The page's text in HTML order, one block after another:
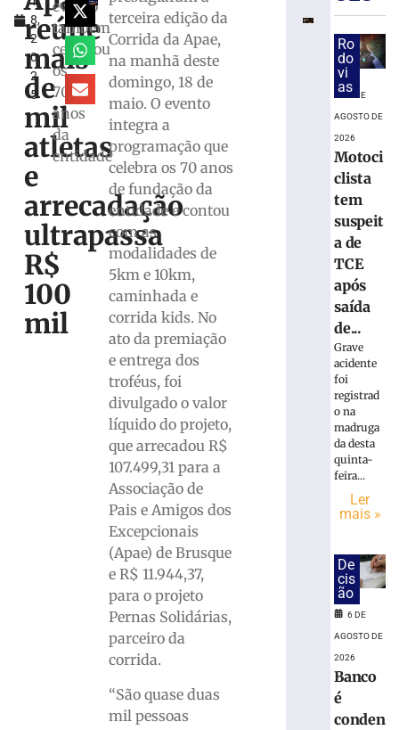
8,
2
0
2
5
reúne
mais
de
mil
atletas
e
arrecadação
ultrapassa
R$
100
mil
evento
também
celebrou
os
70
anos
da
entidade
terceira edição da
Corrida da Apae,
na manhã deste
domingo, 18 de
maio. O evento
integra a
programação que
celebra os 70 anos
de fundação da
entidade e contou
com as
modalidades de
5km e 10km,
caminhada e
corrida kids. No
ato da premiação
e entrega dos
troféus, foi
divulgado o valor
líquido do projeto,
que arrecadou R$
107.499,31 para a
Associação de
Pais e Amigos dos
Excepcionais
(Apae) de Brusque
e R$ 11.944,37,
para o projeto
Pernas Solidárias,
parceiro da
corrida.
“São quase duas
mil pessoas
durante
Copa
Feminina
2027
agosto
Maiores
campeões,
Cruzeiro
Grêmio
vão
quartas
Copa
Brasil
agosto
mais
Bruscão
trabalha
Ro
do
vi
as6 DE
AGOSTO DE
2026
Motoci
clista
tem
suspeit
a de
TCE
após
saída
de...
Grave
acidente
foi
registrad
o na
madruga
da desta
quinta-
feira...
Ler
mais »
De
cis
ão
6 DE
AGOSTO DE
2026
Banco
é
conden